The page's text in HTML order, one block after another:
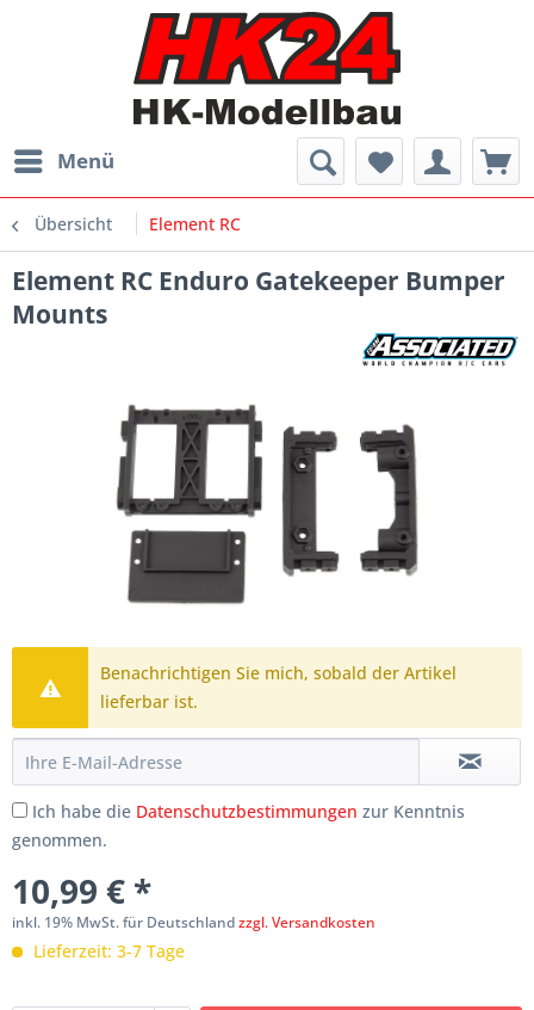
Menü
Übersicht Element RC
Element RC Enduro Gatekeeper Bumper
Mounts
Benachrichtigen Sie mich, sobald der Artikel
lieferbar ist.
Ich habe die Datenschutzbestimmungen zur Kenntnis
genommen.
10,99 € *
inkl. 19% MwSt. für Deutschlandzzgl. Versandkosten
Lieferzeit: 3-7 Tage